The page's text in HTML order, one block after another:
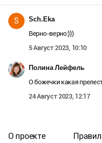
S Sch.Eka
Верно-верно:)))
5 Август 2023, 10:10
Полина Лейфель
О божечки какая
24 Август 2023, 12:17
О проекте